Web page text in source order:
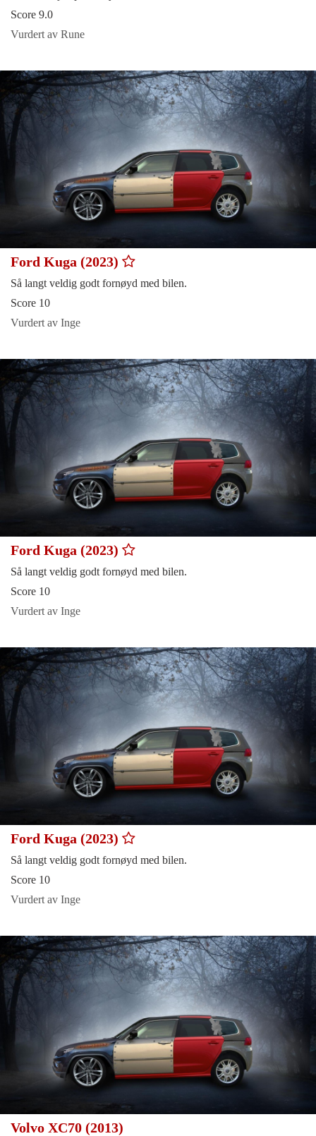
Score 9.0
Vurdert av Rune
Ford Kuga (2023)
Så langt veldig godt fornøyd med bilen.
Score 10
Vurdert av Inge
Ford Kuga (2023)
Så langt veldig godt fornøyd med bilen.
Score 10
Vurdert av Inge
Ford Kuga (2023)
Så langt veldig godt fornøyd med bilen.
Score 10
Vurdert av Inge
Volvo XC70 (2013)